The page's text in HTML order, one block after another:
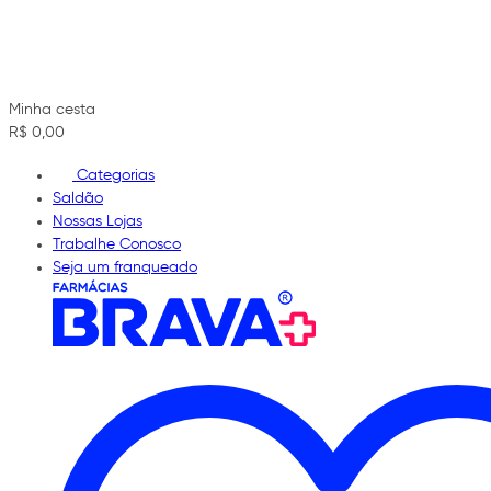
Minha cesta
R$ 0,00
Categorias
Saldão
Nossas Lojas
Trabalhe Conosco
Seja um franqueado